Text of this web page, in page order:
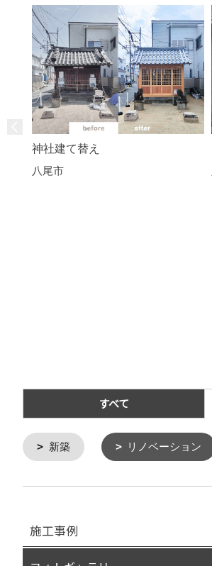
神社建て替え
八尾市
すべて
新築 リノベーション
施工事例